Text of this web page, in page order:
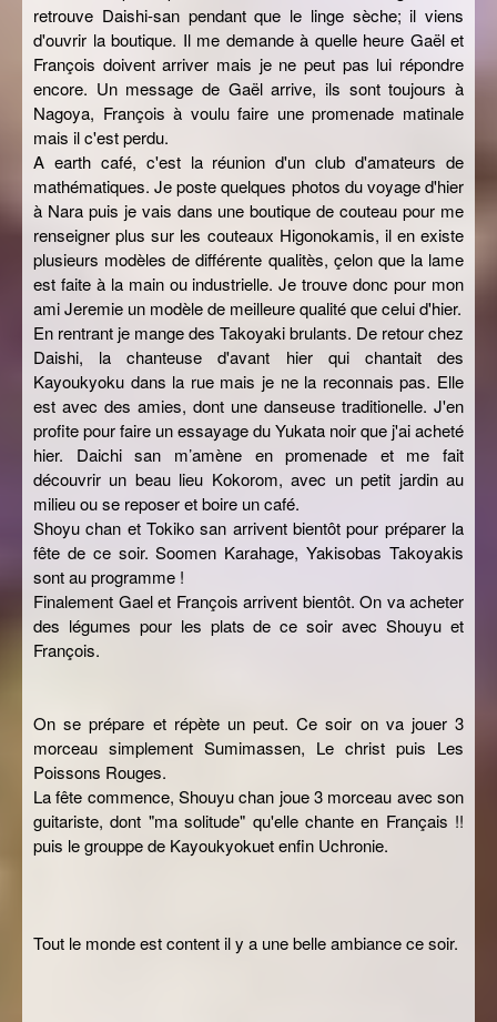
retrouve Daishi-san pendant que le linge sèche; il viens
d'ouvrir la boutique. Il me demande à quelle heure Gaël et
François doivent arriver mais je ne peut pas lui répondre
encore. Un message de Gaël arrive, ils sont toujours à
Nagoya, François à voulu faire une promenade matinale
mais il c'est perdu.
A earth café, c'est la réunion d'un club d'amateurs de
mathématiques. Je poste quelques photos du voyage d'hier
à Nara puis je vais dans une boutique de couteau pour me
renseigner plus sur les couteaux Higonokamis, il en existe
plusieurs modèles de différente qualitès, çelon que la lame
est faite à la main ou industrielle. Je trouve donc pour mon
ami Jeremie un modèle de meilleure qualité que celui d'hier.
En rentrant je mange des Takoyaki brulants. De retour chez
Daishi, la chanteuse d'avant hier qui chantait des
Kayoukyoku dans la rue mais je ne la reconnais pas. Elle
est avec des amies, dont une danseuse traditionelle. J'en
profite pour faire un essayage du Yukata noir que j'ai acheté
hier. Daichi san m’amène en promenade et me fait
découvrir un beau lieu Kokorom, avec un petit jardin au
milieu ou se reposer et boire un café.
Shoyu chan et Tokiko san arrivent bientôt pour préparer la
fête de ce soir. Soomen Karahage, Yakisobas Takoyakis
sont au programme !
Finalement Gael et François arrivent bientôt. On va acheter
des légumes pour les plats de ce soir avec Shouyu et
François.
On se prépare et répète un peut. Ce soir on va jouer 3
morceau simplement Sumimassen, Le christ puis Les
Poissons Rouges.
La fête commence, Shouyu chan joue 3 morceau avec son
guitariste, dont "ma solitude" qu'elle chante en Français !!
puis le grouppe de Kayoukyokuet enfin Uchronie.
Tout le monde est content il y a une belle ambiance ce soir.